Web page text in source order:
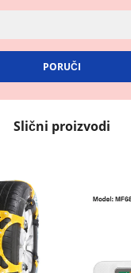
Slični proizvodi